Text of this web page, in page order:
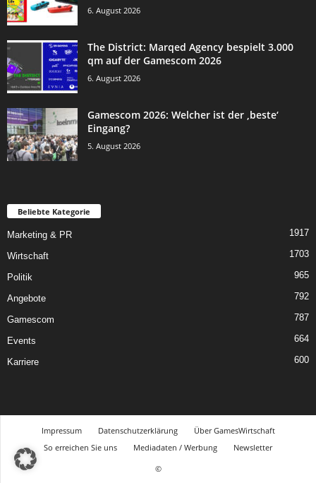
6. August 2026
The District: Marqed Agency bespielt 3.000
qm auf der Gamescom 2026
6. August 2026
Gamescom 2026: Welcher ist der ‚beste‘
Eingang?
5. August 2026
Beliebte Kategorie
Marketing & PR 1917
Wirtschaft 1703
Politik 965
Angebote 792
Gamescom 787
Events 664
Karriere 600
Impressum Datenschutzerklärung
Über GamesWirtschaft
So erreichen Sie uns
Mediadaten / Werbung
Newsletter
©